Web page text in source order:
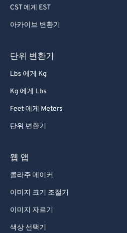
CST 에게 EST
아카이브 변환기
단위 변환기
Lbs 에게 Kg
Kg 에게 Lbs
Feet 에게 Meters
단위 변환기
웹 앱
콜라주 메이커
이미지 크기 조절기
이미지 자르기
색상 선택기